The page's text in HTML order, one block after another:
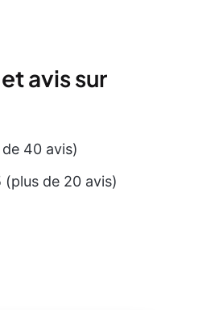
avis sur
40 avis)
(plus de 20 avis)